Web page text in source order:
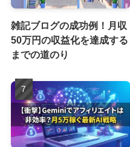
雑記ブログの成功例！月収
50万円の収益化を達成する
までの道のり